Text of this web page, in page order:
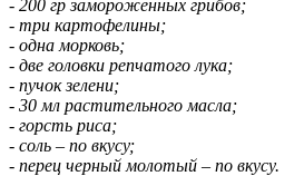
- 200 гр замороженных грибов;
- три картофелины;
- одна морковь;
- две головки репчатого лука;
- пучок зелени;
- 30 мл растительного масла;
- горсть риса;
- соль – по вкусу;
- перец черный молотый – по вкусу.